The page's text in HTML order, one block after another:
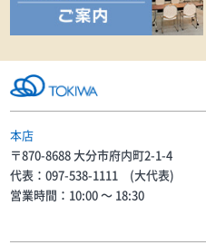
本店
〒870-8688 大分市府内町2-1-4
代表：097-538-1111 (大代表)
営業時間：10:00 〜 18:30